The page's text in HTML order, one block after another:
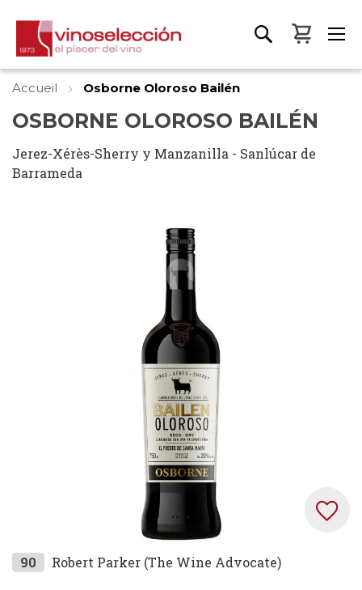
Mon
Accueil Osborne Oloroso Bailén
OSBORNE OLOROSO BAILÉN
Jerez-Xérès-Sherry y Manzanilla - Sanlúcar de
Barrameda
Skip
90 Robert Parker (The Wine Advocate)